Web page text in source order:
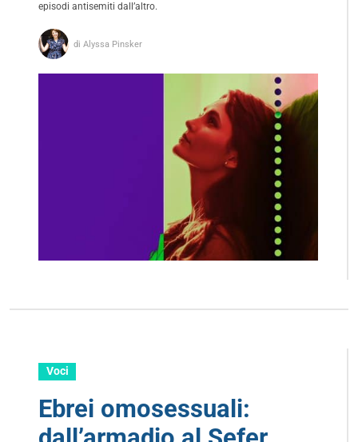
episodi antisemiti dall’altro.
di Alyssa Pinsker
Voci
Ebrei omosessuali: